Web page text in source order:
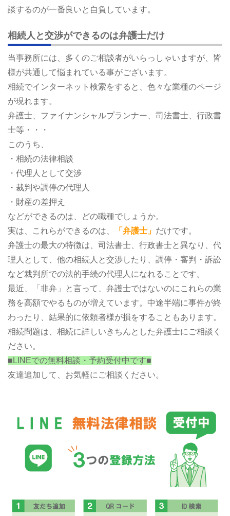
談するのが一番良いと自負しています。
相続人と交渉ができるのは弁護士だけ
当事務所には、多くのご相談者がいらっしゃいますが、皆
様が共通して悩まれている事がございます。
相続でインターネット検索をすると、色々な業種のページ
が現れます。
弁護士、ファイナンシャルプランナー、司法書士、行政書
士等・・・
このうち、
・相続の法律相談
・代理人として交渉
・裁判や調停の代理人
・財産の差押え
などができるのは、どの職種でしょうか。
実は、これらができるのは、
「弁護士」 だけです。
弁護士の最大の特徴は、司法書士、行政書士と異なり、代
理人として、他の相続人と交渉したり、調停・審判・訴訟
など裁判所での法的手続の代理人になれることです。
最近、「非弁」と言って、弁護士ではないのにこれらの業
務を高額でやるものが増えています。中途半端に事件が終
わったり、結果的に依頼者様が損をすることもあります。
相続問題は、相続に詳しいきちんとした弁護士にご相談く
ださい。
■LINEでの無料相談・予約受付中です■
友達追加して、お気軽にご相談ください。